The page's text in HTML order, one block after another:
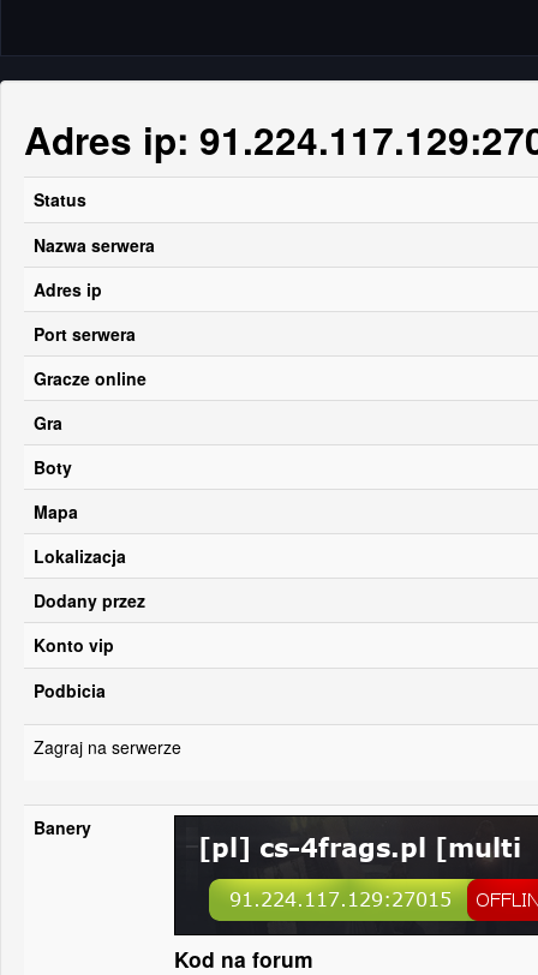
Adres ip:
Status
Nazwa serwera
Adres ip
Port serwera
Gracze online
Gra
Boty
Mapa
Lokalizacja
Dodany przez
Konto vip
Podbicia
Zagraj na serwerze
Banery
Kod na forum